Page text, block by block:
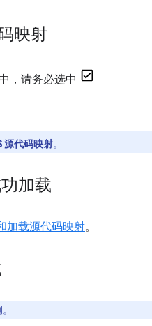
映射
，请务必选中
源代码映射。
加载
加载源代码映射。